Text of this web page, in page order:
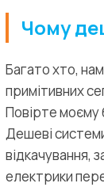
Чому
Багато хто,
примітивних
Повірте моєму
Дешеві
відкачування,
електрики